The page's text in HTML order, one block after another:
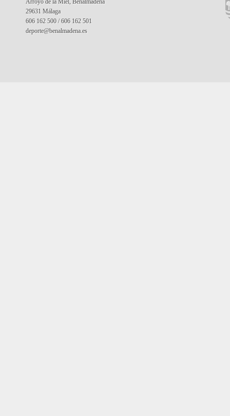
Arroyo de la Miel, Benalmádena
29631 Málaga
606 162 500 / 606 162 501
deporte@benalmadena.es